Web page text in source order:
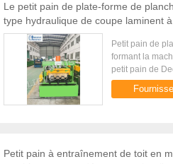
Le petit pain de plate-forme de
type hydraulique de coupe laminent
Petit pain de
formant la
petit pain de
la machine est
formes de ...
Petit pain à entraînement de toit en